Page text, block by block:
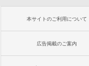
本サイトのご利用について
広告掲載のご案内